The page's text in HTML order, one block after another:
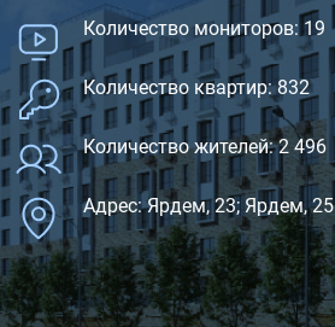
Количество мониторов: 19
Количество квартир: 832
Количество жителей: 2 496
Адрес: Ярдем, 23; Ярдем, 25